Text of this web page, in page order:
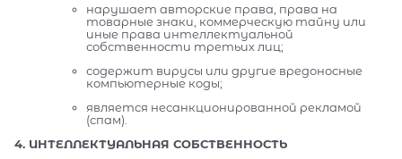
нарушает авторские права, права на
товарные знаки, коммерческую тайну или
иные права интеллектуальной
собственности третьих лиц;
содержит вирусы или другие вредоносные
компьютерные коды;
является несанкционированной рекламой
(спам).
4. ИНТЕЛЛЕКТУАЛЬНАЯ СОБСТВЕННОСТЬ